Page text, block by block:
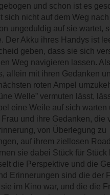
und schon ist es
sich nicht auf dem Weg
ungeduldig auf sie wartet,
Der Akku ihres Handys ist
geben, dass sie sich
Weg navigieren lassen.
allein mit ihren Gedanken
roten Ampel
Welle” vermuten lässt,
eine Weile auf sich warten
und ihre Gedanken, die
von Überlegung zu
auf ihrem ziellosen
sie dabei Stück für Stück
die Perspektive und die
Erinnerungen sind die der
im Kino war, und die die